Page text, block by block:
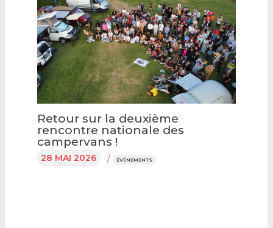
Retour sur la deuxième
rencontre nationale des
campervans !
28 MAI 2026 / ÉVÈNEMENTS